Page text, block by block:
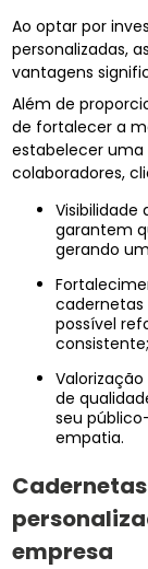
Ao optar por
personalizadas,
vantagens
Além de
de fortalecer a
estabelecer
colaboradores,
Visibilidade da marca: As cadernetas personalizadas
garantem
gerando
Fortalecimento da identidade visual: Ao personalizar as
cadernetas
possível
consistente;
Valorização do público-alvo: Oferecer um brinde útil e
de
seu
empatia.
empresa